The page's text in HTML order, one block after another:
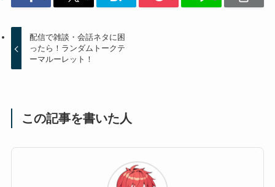
配信で雑談・会話ネタに困
ったら！ランダムトークテ
ーマルーレット！
この記事を書いた人